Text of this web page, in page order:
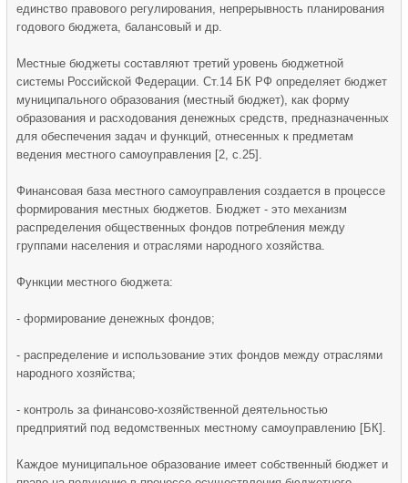
единство правового регулирования, непрерывность планирования
годового бюджета, балансовый и др.
Местные бюджеты составляют третий уровень бюджетной
системы Российской Федерации. Ст.14 БК РФ определяет бюджет
муниципального образования (местный бюджет), как форму
образования и расходования денежных средств, предназначенных
для обеспечения задач и функций, отнесенных к предметам
ведения местного самоуправления [2, с.25].
Финансовая база местного самоуправления создается в процессе
формирования местных бюджетов. Бюджет - это механизм
распределения общественных фондов потребления между
группами населения и отраслями народного хозяйства.
Функции местного бюджета:
- формирование денежных фондов;
- распределение и использование этих фондов между отраслями
народного хозяйства;
- контроль за финансово-хозяйственной деятельностью
предприятий под ведомственных местному самоуправлению [БК].
Каждое муниципальное образование имеет собственный бюджет и